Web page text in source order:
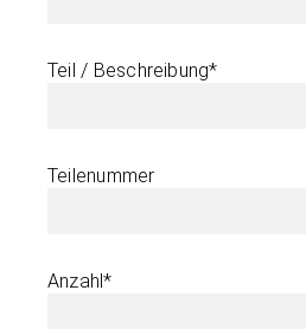
Teil / Beschreibung*
Teilenummer
Anzahl*